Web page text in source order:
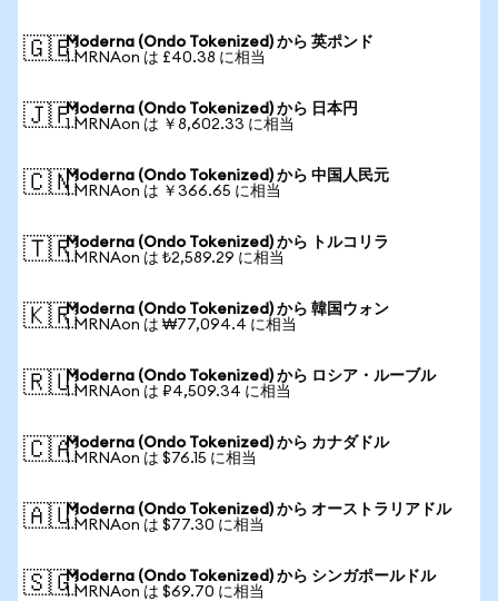
🇬🇧Moderna (Ondo Tokenized) から 英ポンド
1 MRNAon は £40.38 に相当
🇯🇵Moderna (Ondo Tokenized) から 日本円
1 MRNAon は ￥8,602.33 に相当
🇨🇳Moderna (Ondo Tokenized) から 中国人民元
1 MRNAon は ￥366.65 に相当
🇹🇷Moderna (Ondo Tokenized) から トルコリラ
1 MRNAon は ₺2,589.29 に相当
🇰🇷Moderna (Ondo Tokenized) から 韓国ウォン
1 MRNAon は ₩77,094.4 に相当
🇷🇺Moderna (Ondo Tokenized) から ロシア・ルーブル
1 MRNAon は ₽4,509.34 に相当
🇨🇦Moderna (Ondo Tokenized) から カナダドル
1 MRNAon は $76.15 に相当
🇦🇺Moderna (Ondo Tokenized) から オーストラリアドル
1 MRNAon は $77.30 に相当
🇸🇬Moderna (Ondo Tokenized) から シンガポールドル
1 MRNAon は $69.70 に相当